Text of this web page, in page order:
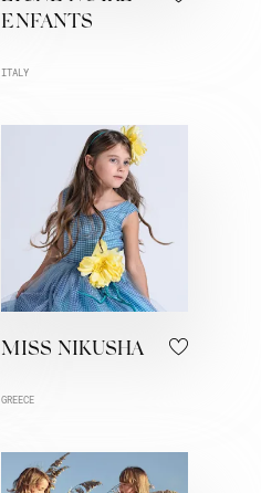
ENFANTS
ITALY
MISS NIKUSHA
GREECE